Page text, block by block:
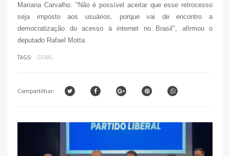
Mariana Carvalho. "Não é possível aceitar que esse retrocesso
seja imposto aos usuários, porque vai de encontro a
democratização do acesso à internet no Brasil", afirmou o
deputado Rafael Motta.
TAGS: GERAL
Compartilhar: